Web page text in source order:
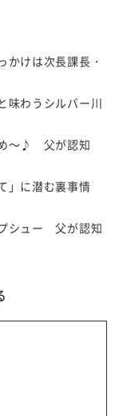
けは次長課長・
味わうシルバー川
め～♪ 父が認知
」に潜む裏事情
シュー 父が認知